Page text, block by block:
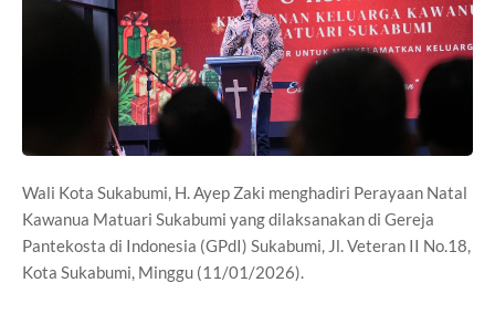
Wali Kota Sukabumi, H. Ayep Zaki menghadiri Perayaan Natal
Kawanua Matuari Sukabumi yang dilaksanakan di Gereja
Pantekosta di Indonesia (GPdI) Sukabumi, Jl. Veteran II No.18,
Kota Sukabumi, Minggu (11/01/2026).